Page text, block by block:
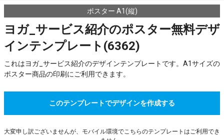
ポスター A1(縦)
ヨガ_サービス紹介のポスター無料デザ
インテンプレート(6362)
これはヨガ_サービス紹介のデザインテンプレートです。A1サイズの
ポスター商品の印刷にご利用できます。
このテンプレートでデザインを作成する
大変申し訳ございませんが、モバイル環境でこちらのテンプレートはご利用でき